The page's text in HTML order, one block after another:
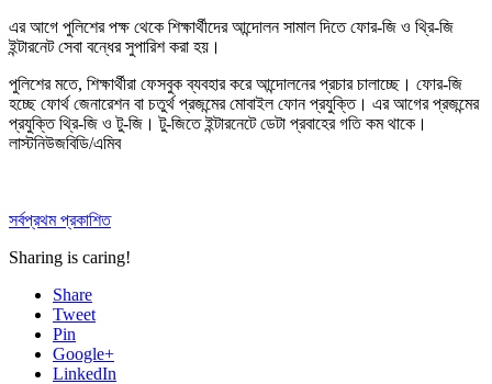
এর আগে পুলিশের পক্ষ থেকে শিক্ষার্থীদের আন্দোলন সামাল দিতে ফোর-জি ও থ্রি-জি
ইন্টারনেট সেবা বন্ধের সুপারিশ করা হয়।
পুলিশের মতে, শিক্ষার্থীরা ফেসবুক ব্যবহার করে আন্দোলনের প্রচার চালাচ্ছে। ফোর-জি
হচ্ছে ফোর্থ জেনারেশন বা চতুর্থ প্রজন্মের মোবাইল ফোন প্রযুক্তি। এর আগের প্রজন্মের
প্রযুক্তি থ্রি-জি ও টু-জি। টু-জিতে ইন্টারনেটে ডেটা প্রবাহের গতি কম থাকে।
লাস্টনিউজবিডি/এমিব
সর্বপ্রথম প্রকাশিত
Sharing is caring!
Share
Tweet
Pin
Google+
LinkedIn